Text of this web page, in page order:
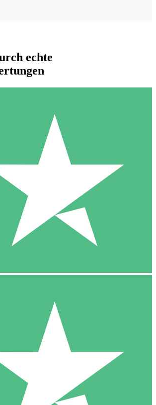
Credit-Pakete
Bedarf mit Download-Credits. Keine
Verpflichtung erforderlich.
10 00
10 Downloads
20 00
echte